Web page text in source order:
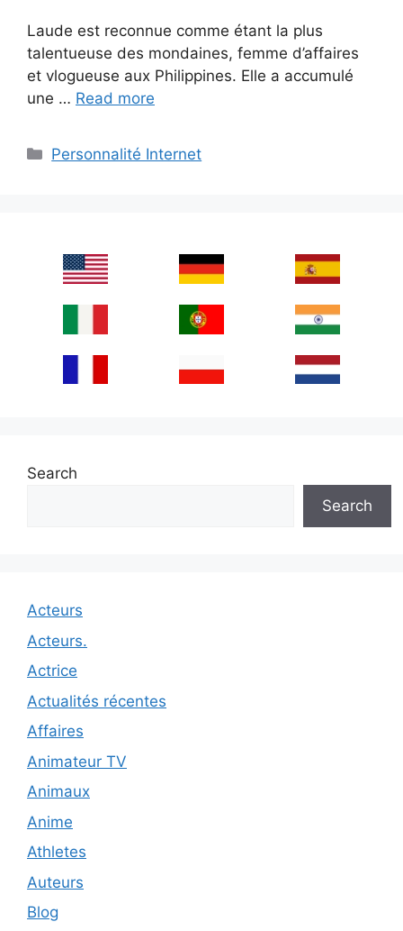
Laude est reconnue comme étant la plus
talentueuse des mondaines, femme d’affaires
et vlogueuse aux Philippines. Elle a accumulé
une … Read more
Categories
Personnalité Internet
Search
Search
Acteurs
Acteurs.
Actrice
Actualités récentes
Affaires
Animateur TV
Animaux
Anime
Athletes
Auteurs
Blog